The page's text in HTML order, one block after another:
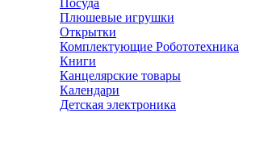
Посуда
Плюшевые игрушки
Открытки
Комплектующие Робототехника
Книги
Канцелярские товары
Календари
Детская электроника